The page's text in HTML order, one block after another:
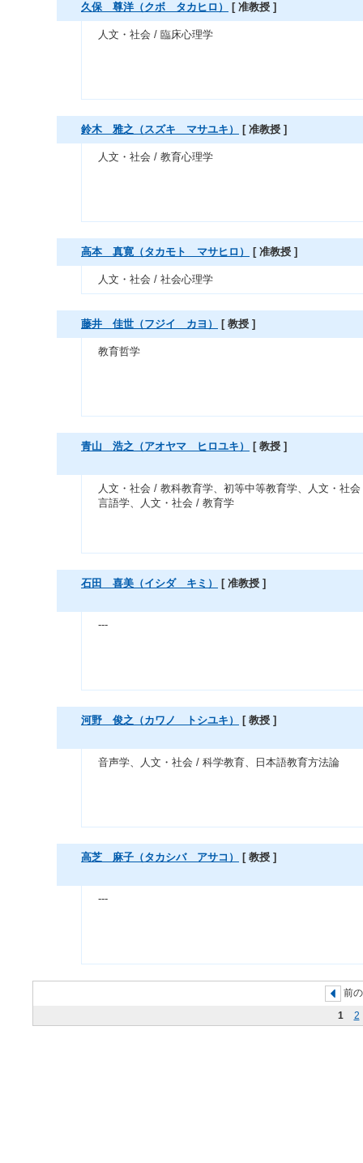
久保 尊洋（クボ タカヒロ） [ 准教授 ]
人文・社会 / 臨床心理学
鈴木 雅之（スズキ マサユキ） [ 准教授 ]
人文・社会 / 教育心理学
高本 真寛（タカモト マサヒロ） [ 准教授 ]
人文・社会 / 社会心理学
藤井 佳世（フジイ カヨ） [ 教授 ]
教育哲学
青山 浩之（アオヤマ ヒロユキ） [ 教授 ]
人文・社会 / 教科教育学、初等中等教育学、人文・社会
言語学、人文・社会 / 教育学
石田 喜美（イシダ キミ） [ 准教授 ]
---
河野 俊之（カワノ トシユキ） [ 教授 ]
音声学、人文・社会 / 科学教育、日本語教育方法論
高芝 麻子（タカシバ アサコ） [ 教授 ]
---
前
1
2